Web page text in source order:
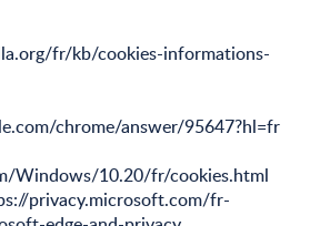
fr/kb/cookies-informations-
chrome/answer/95647?hl=fr
Windows/10.20/fr/cookies.html
privacy.microsoft.com/fr-